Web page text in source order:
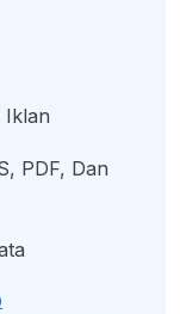
Iklan
PDF, Dan